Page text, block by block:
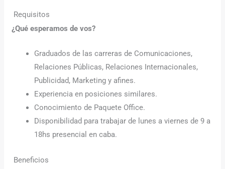
Requisitos
¿Qué esperamos de vos?
Graduados de las carreras de Comunicaciones,
Relaciones Públicas, Relaciones Internacionales,
Publicidad, Marketing y afines.
Experiencia en posiciones similares.
Conocimiento de Paquete Office.
Disponibilidad para trabajar de lunes a viernes de 9 a
18hs presencial en caba.
Beneficios